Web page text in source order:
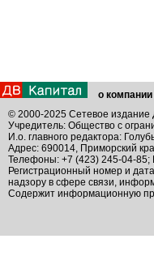
о компании
© 2000-2025 Сетевое издание
Учредитель: Общество с
И.о. главного редактора:
Адрес: 690014, Приморский
Телефоны: +7 (423) 245-04-85;
Регистрационный номер и
надзору в сфере связи,
Содержит информационную